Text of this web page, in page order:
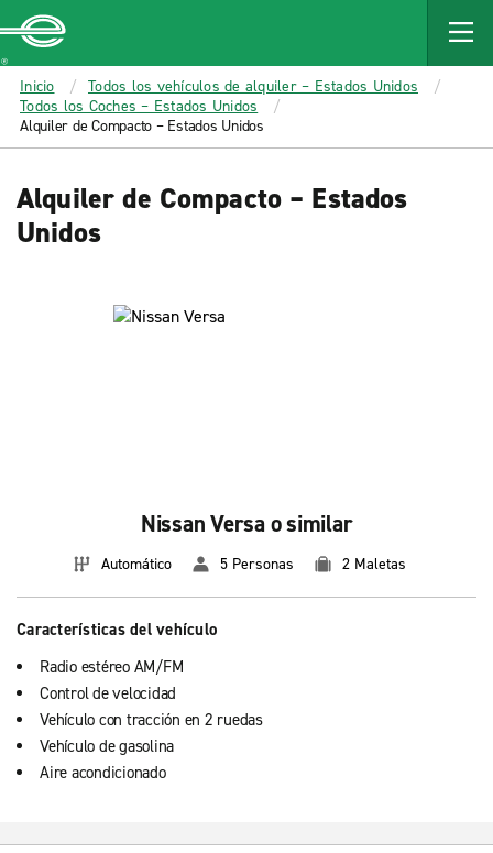
MAIN
CONTENT
Enterprise
Inicio
Todos los vehículos de alquiler – Estados Unidos
Todos los Coches – Estados Unidos
Alquiler de Compacto – Estados Unidos
Alquiler de Compacto – Estados
Unidos
Nissan Versa o similar
Automático 5 Personas 2 Maletas
Características del vehículo
Radio estéreo AM/FM
Control de velocidad
Vehículo con tracción en 2 ruedas
Vehículo de gasolina
Aire acondicionado